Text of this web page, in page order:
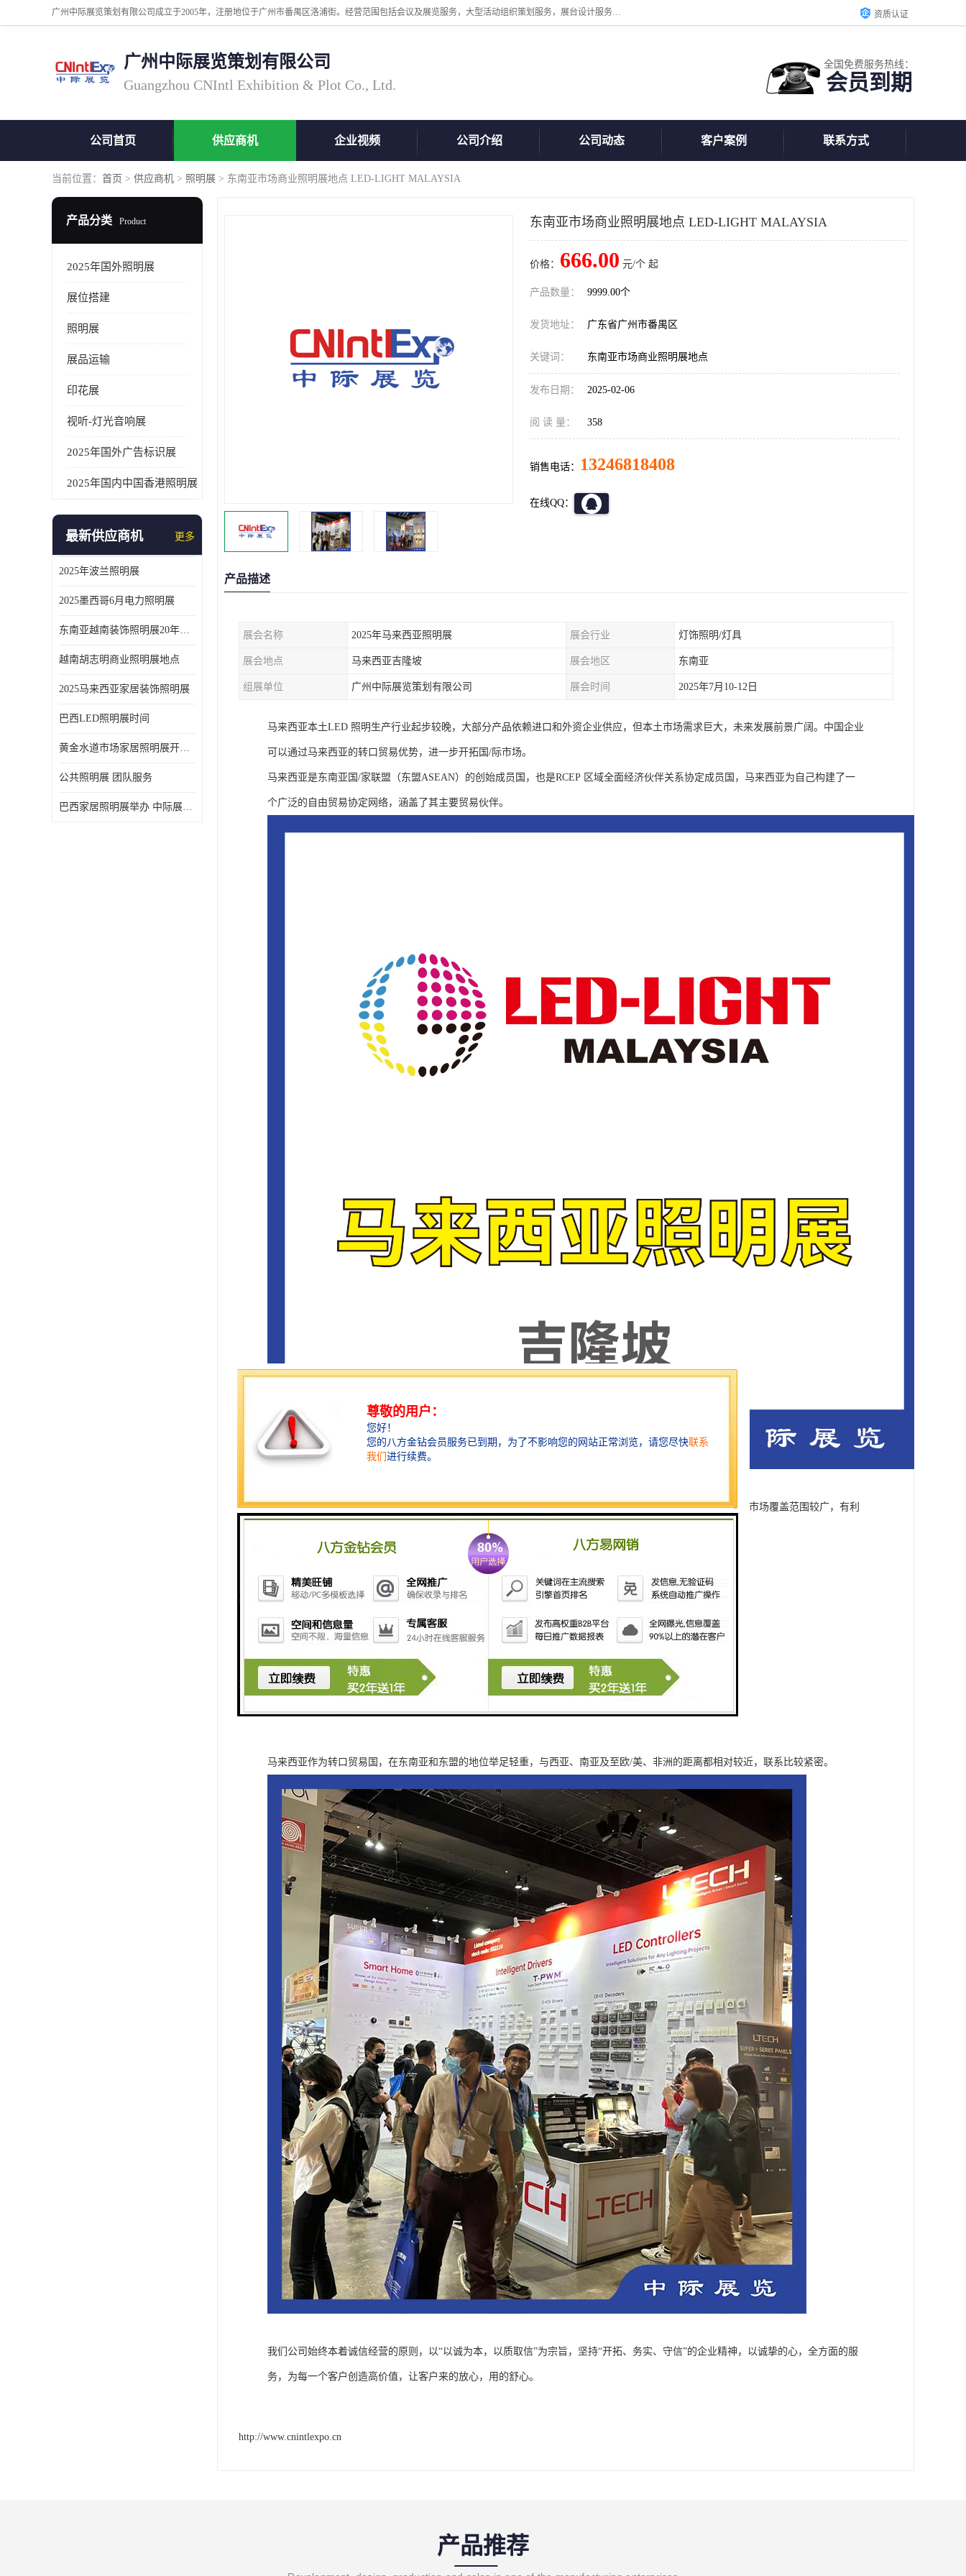
广州中际展览策划有限公司成立于2005年，注册地位于广州市番禺区洛浦街。经营范围包括会议及展览服务，大型活动组织策划服务，展台设计服务，广告业等；主要从事国外广告、标识、印花、LED、照明、光电、灯光、音响、视听、电子展览会等，展位预定-展品运输-签证-行程安排-补贴一站式服务。 资质认证
广州中际展览策划有限公司
Guangzhou CNIntl Exhibition & Plot Co., Ltd.
全国免费服务热线：
会员到期
公司首页 供应商机 企业视频 公司介绍 公司动态 客户案例 联系方式
当前位置： 首页 > 供应商机 > 照明展 > 东南亚市场商业照明展地点 LED-LIGHT MALAYSIA
产品分类 Product
2025年国外照明展
展位搭建
照明展
展品运输
印花展
视听-灯光音响展
2025年国外广告标识展
2025年国内中国香港照明展
最新供应商机 更多
2025年波兰照明展
2025墨西哥6月电力照明展
东南亚越南装饰照明展20年外展服务经验
越南胡志明商业照明展地点
2025马来西亚家居装饰照明展
巴西LED照明展时间
黄金水道市场家居照明展开展时间 20年外展服务经验 LED-LIGHT MALAYSIA
公共照明展 团队服务
巴西家居照明展举办 中际展览 20年服务经验
东南亚市场商业照明展地点 LED-LIGHT MALAYSIA
价格： 666.00 元/个 起
产品数量： 9999.00个
发货地址： 广东省广州市番禺区
关键词： 东南亚市场商业照明展地点
发布日期： 2025-02-06
阅 读 量： 358
销售电话： 13246818408
在线QQ：
产品描述
展会名称 2025年马来西亚照明展 展会行业 灯饰照明/灯具
展会地点 马来西亚吉隆坡 展会地区 东南亚
组展单位 广州中际展览策划有限公司 展会时间 2025年7月10-12日
马来西亚本土LED 照明生产行业起步较晚，大部分产品依赖进口和外资企业供应，但本土市场需求巨大，未来发展前景广阔。中国企业
可以通过马来西亚的转口贸易优势，进一步开拓国/际市场。
马来西亚是东南亚国/家联盟（东盟ASEAN）的创始成员国，也是RCEP 区域全面经济伙伴关系协定成员国，马来西亚为自己构建了一
个广泛的自由贸易协定网络，涵盖了其主要贸易伙伴。
此外，紧靠“黄金水道”马六甲海峡更使马来西亚具有地理位置上的交通优势。马来西亚作为贸易中转基地，其市场覆盖范围较广，有利
马来西亚作为转口贸易国，在东南亚和东盟的地位举足轻重，与西亚、南亚及至欧/美、非洲的距离都相对较近，联系比较紧密。
我们公司始终本着诚信经营的原则，以“以诚为本，以质取信”为宗旨，坚持“开拓、务实、守信”的企业精神，以诚挚的心，全方面的服
务，为每一个客户创造高价值，让客户来的放心，用的舒心。
http://www.cnintlexpo.cn
产品推荐